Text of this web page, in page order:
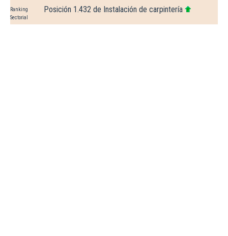
Ranking
Sectorial
Posición 1.432 de Instalación de carpintería